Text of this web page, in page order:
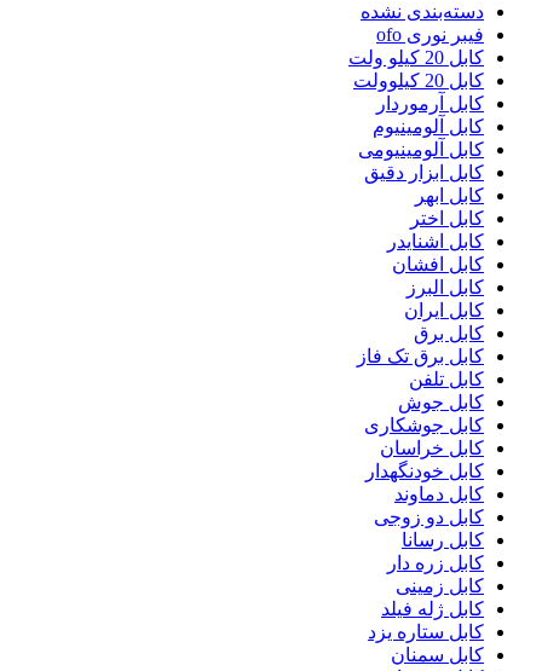
دسته‌بندی نشده
فیبر نوری ofo
کابل 20 کیلو ولت
کابل 20 کیلوولت
کابل آرموردار
کابل آلومینیوم
کابل آلومینیومی
کابل ابزار دقیق
کابل ابهر
کابل اختر
کابل اشنایدر
کابل افشان
کابل البرز
کابل ایران
کابل برق
کابل برق تک فاز
کابل تلفن
کابل جوش
کابل جوشکاری
کابل خراسان
کابل خودنگهدار
کابل دماوند
کابل دو زوجی
کابل رسانا
کابل زره دار
کابل زمینی
کابل ژله فیلد
کابل ستاره یزد
کابل سمنان